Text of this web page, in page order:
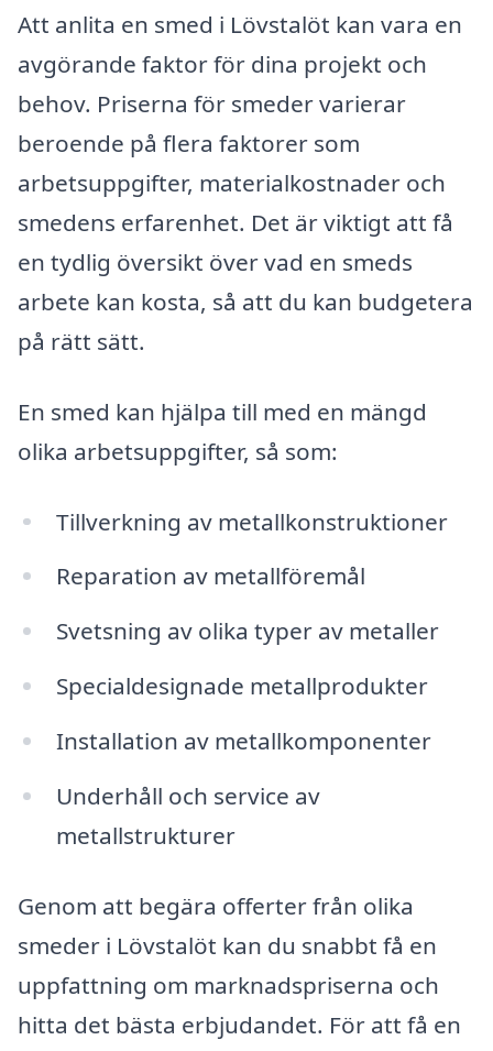
Att anlita en smed i Lövstalöt kan vara en
avgörande faktor för dina projekt och
behov. Priserna för smeder varierar
beroende på flera faktorer som
arbetsuppgifter, materialkostnader och
smedens erfarenhet. Det är viktigt att få
en tydlig översikt över vad en smeds
arbete kan kosta, så att du kan budgetera
på rätt sätt.
En smed kan hjälpa till med en mängd
olika arbetsuppgifter, så som:
Tillverkning av metallkonstruktioner
Reparation av metallföremål
Svetsning av olika typer av metaller
Specialdesignade metallprodukter
Installation av metallkomponenter
Underhåll och service av
metallstrukturer
Genom att begära offerter från olika
smeder i Lövstalöt kan du snabbt få en
uppfattning om marknadspriserna och
hitta det bästa erbjudandet. För att få en